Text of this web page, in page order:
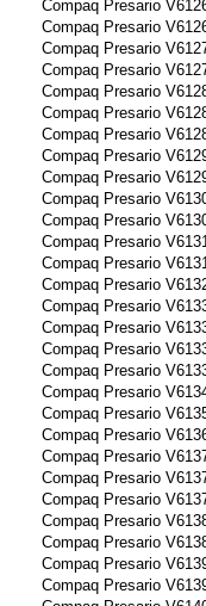
Compaq Presario
Compaq Presario
Compaq Presario
Compaq Presario
Compaq Presario
Compaq Presario
Compaq Presario
Compaq Presario
Compaq Presario
Compaq Presario
Compaq Presario
Compaq Presario
Compaq Presario
Compaq Presario
Compaq Presario
Compaq Presario
Compaq Presario
Compaq Presario
Compaq Presario
Compaq Presario
Compaq Presario
Compaq Presario
Compaq Presario
Compaq Presario
Compaq Presario
Compaq Presario
Compaq Presario
Compaq Presario